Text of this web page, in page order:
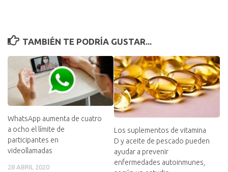
TAMBIÉN TE PODRÍA GUSTAR...
WhatsApp aumenta de cuatro
a ocho el límite de
participantes en
videollamadas
28 ABRIL 2020
Los suplementos de vitamina
D y aceite de pescado pueden
ayudar a prevenir
enfermedades autoinmunes,